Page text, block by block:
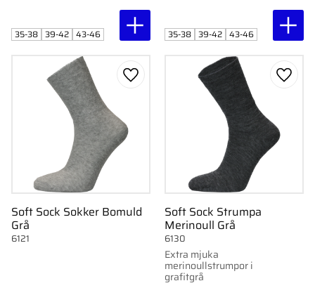
35-38 39-42 43-46 35-38 39-42 43-46
Soft Sock Sokker Bomuld
Grå
6121
Gem som favorit
Soft Sock Strumpa
Merinoull Grå
Extra mjuka
merinoullstrumpor i
grafitgrå
6130
Gem